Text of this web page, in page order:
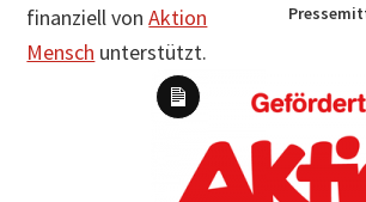
finanziell vonAktion
Mensch unterstützt.
Lange
Beschreibung